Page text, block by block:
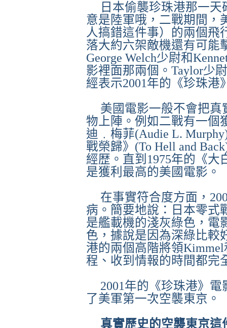
日本偷襲珍珠港那一
意是陸軍哦，二戰期間，
人搞錯這件事）的兩個飛
落大約六架敵機還有可能
George Welch少尉和
影裡面那兩個。 Taylor少尉
經表示2001年的《珍珠港
美國電影一般不會把
物上陣。例如二戰有一個
迪﹒梅菲(Audie L.
戰榮歸》 (To Hell and
經歴。直到 1975年的《大
是獲利最高的美國電影。
在事實符合度方面，
病。簡要地說：日本零式
是艦載機的淺灰綠色，電
色，據說是因為深綠比較
港的兩個高階將領Kimmel
程、收到情報的時間都完
2001年的《珍珠港》電
了美軍第一次空襲東京。
真實歷史的空襲東京